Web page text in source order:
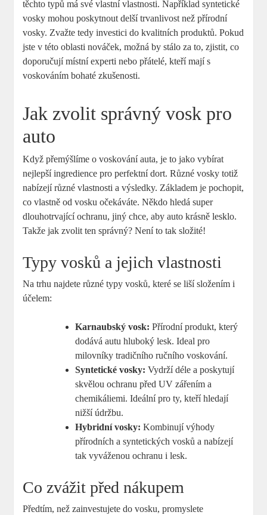
těchto typů ‍má své vlastní⁤ vlastnosti. Například ⁣syntetické
vosky mohou poskytnout delší trvanlivost ‌než přírodní
vosky. Zvažte tedy investici do ‌kvalitních produktů. Pokud
jste ⁤v této oblasti nováček, možná by stálo za to, zjistit, co⁢
doporučují místní experti ⁣nebo přátelé, kteří mají s
voskováním bohaté zkušenosti.
Jak zvolit správný vosk pro
auto
Když přemýšlíme o voskování auta, je to jako vybírat
nejlepší ingredience pro perfektní dort. Různé vosky ‍totiž
nabízejí‌ různé vlastnosti a výsledky. Základem je pochopit,
co vlastně od vosku očekáváte. Někdo hledá super
dlouhotrvající ochranu, jiný chce, aby auto krásně​ lesklo.
Takže jak zvolit ten správný? Není to tak⁢ složité!
Typy vosků a jejich vlastnosti
Na trhu najdete různé typy vosků, které se liší složením i
účelem:
Karnaubský vosk: Přírodní produkt, který
⁤dodává autu hluboký lesk. ​Ideal pro
milovníky tradičního ručního ‍voskování.
Syntetické vosky: Vydrží déle a poskytují
skvělou ochranu před UV zářením a
chemikáliemi. Ideální pro ty, kteří hledají
nižší údržbu.
Hybridní vosky: Kombinují výhody
přírodních a syntetických vosků a nabízejí
tak vyváženou ochranu i lesk.
Co zvážit před nákupem
Předtím, než zainvestujete do vosku, promyslete ​